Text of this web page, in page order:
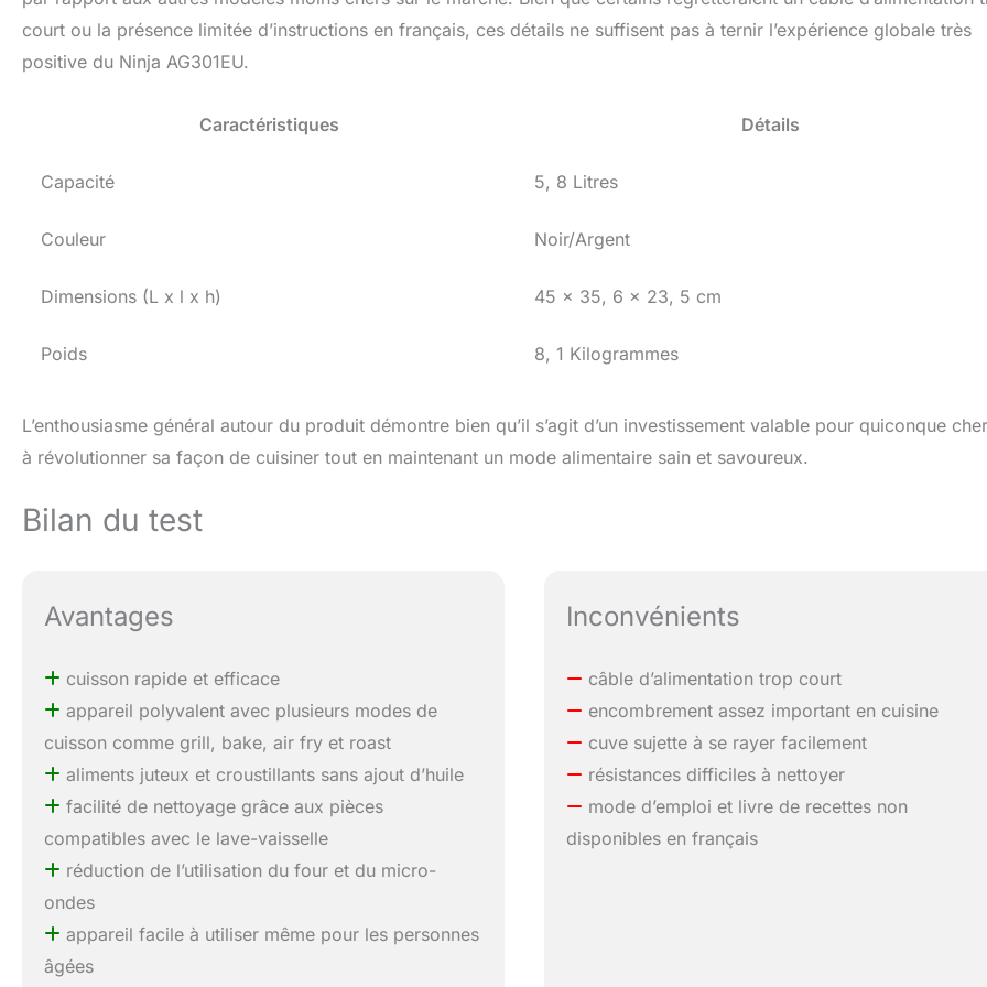
court ou la présence limitée d’instructions en français, ces détails ne suffisent pas à ternir l’expérience globale très
positive du Ninja AG301EU.
Caractéristiques Détails
Capacité 5, 8 Litres
Couleur Noir/Argent
Dimensions (L x l x h) 45 x 35, 6 x 23, 5 cm
Poids 8, 1 Kilogrammes
L’enthousiasme général autour du produit démontre bien qu’il s’agit d’un investissement valable pour quiconque
à révolutionner sa façon de cuisiner tout en maintenant un mode alimentaire sain et savoureux.
Bilan du test
Avantages
cuisson rapide et efficace
appareil polyvalent avec plusieurs modes de
cuisson comme grill, bake, air fry et roast
aliments juteux et croustillants sans ajout d’huile
facilité de nettoyage grâce aux pièces
compatibles avec le lave-vaisselle
réduction de l’utilisation du four et du micro-
ondes
appareil facile à utiliser même pour les personnes
âgées
Inconvénients
câble d’alimentation trop court
encombrement assez important en cuisine
cuve sujette à se rayer facilement
résistances difficiles à nettoyer
mode d’emploi et livre de recettes non
disponibles en français